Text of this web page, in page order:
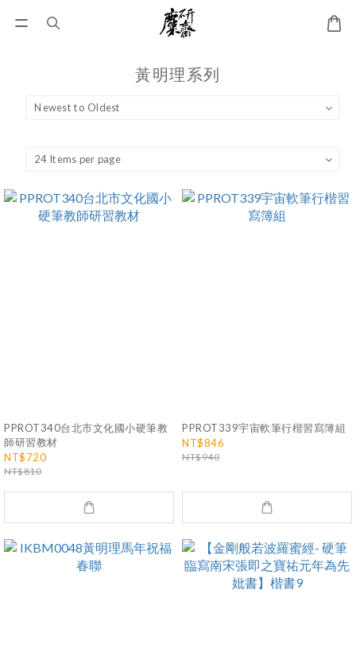
黃明理系列
PPROT340台北市文化國小硬筆教
師研習教材
NT$720
NT$810
PPROT339宇宙軟筆行楷習寫簿組
NT$846
NT$940